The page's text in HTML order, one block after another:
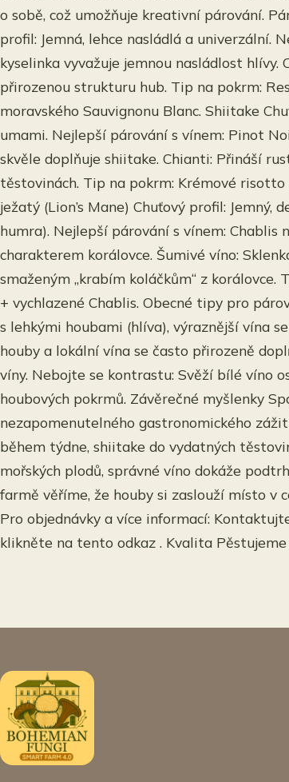
o sobě, což umožňuje kreativní párování.
profil: Jemná, lehce nasládlá a univerzální.
kyselinka vyvažuje jemnou nasládlost hlívy.
přirozenou strukturu hub. Tip na pokrm:
moravského Sauvignonu Blanc. Shiitake
umami. Nejlepší párování s vínem: Pinot
skvěle doplňuje shiitake. Chianti: Přináší
těstovinách. Tip na pokrm: Krémové
ježatý (Lion’s Mane) Chuťový profil:
humra). Nejlepší párování s vínem: Chablis
charakterem korálovce. Šumivé víno:
smaženým „krabím koláčkům“ z
+ vychlazené Chablis. Obecné tipy pro
s lehkými houbami (hlíva), výraznější vína
houby a lokální vína se často přirozeně
víny. Nebojte se kontrastu: Svěží bílé víno
houbových pokrmů. Závěrečné myšlenky
nezapomenutelného gastronomického
během týdne, shiitake do vydatných
mořských plodů, správné víno dokáže
farmě věříme, že houby si zaslouží místo v
Pro objednávky a více informací:
klikněte na tento odkaz . Kvalita